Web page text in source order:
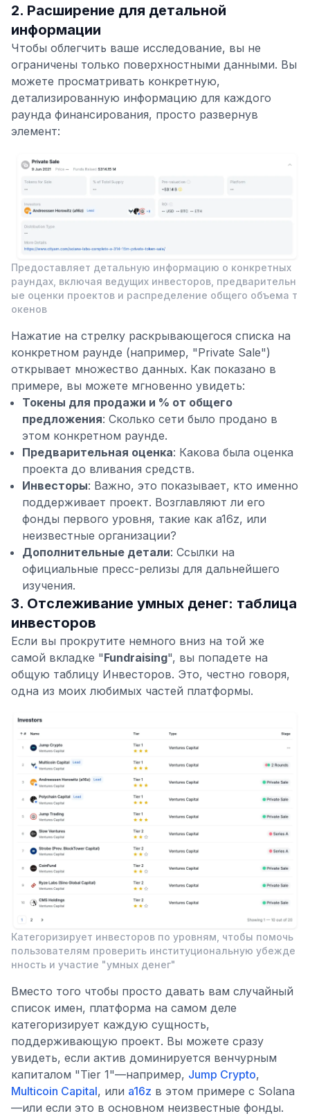
2. Расширение для детальной
информации
Чтобы облегчить ваше исследование, вы не
ограничены только поверхностными данными. Вы
можете просматривать конкретную,
детализированную информацию для каждого
раунда финансирования, просто развернув
элемент:
Предоставляет детальную информацию о конкретных
раундах, включая ведущих инвесторов, предварительн
ые оценки проектов и распределение общего объема т
окенов
Нажатие на стрелку раскрывающегося списка на
конкретном раунде (например, "Private Sale")
открывает множество данных. Как показано в
примере, вы можете мгновенно увидеть:
Токены для продажи и % от общего
предложения: Сколько сети было продано в
этом конкретном раунде.
Предварительная оценка: Какова была оценка
проекта до вливания средств.
Инвесторы: Важно, это показывает, кто именно
поддерживает проект. Возглавляют ли его
фонды первого уровня, такие как a16z, или
неизвестные организации?
Дополнительные детали: Ссылки на
официальные пресс-релизы для дальнейшего
изучения.
3. Отслеживание умных денег: таблица
инвесторов
Если вы прокрутите немного вниз на той же
самой вкладке "Fundraising", вы попадете на
общую таблицу Инвесторов. Это, честно говоря,
одна из моих любимых частей платформы.
Категоризирует инвесторов по уровням, чтобы помочь
пользователям проверить институциональную убежде
нность и участие "умных денег"
Вместо того чтобы просто давать вам случайный
список имен, платформа на самом деле
категоризирует каждую сущность,
поддерживающую проект. Вы можете сразу
увидеть, если актив доминируется венчурным
капиталом "Tier 1"—например, Jump Crypto,
Multicoin Capital, или a16z в этом примере с Solana
—или если это в основном неизвестные фонды.